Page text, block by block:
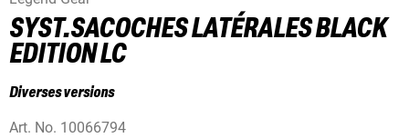
SYST.SACOCHES LATÉRALES BLACK
EDITION LC
Diverses versions
Art. No. 10066794